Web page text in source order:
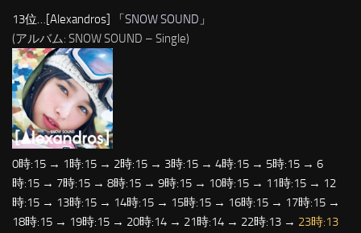
13位…[Alexandros] 「 SNOW SOUND 」
(アルバム: SNOW SOUND – Single)
0時:15 → 1時:15 → 2時:15 → 3時:15 → 4時:15 → 5時:15 → 6
時:15 → 7時:15 → 8時:15 → 9時:15 → 10時:15 → 11時:15 → 12
時:15 → 13時:15 → 14時:15 → 15時:15 → 16時:15 → 17時:15 →
18時:15 → 19時:15 → 20時:14 → 21時:14 → 22時:13 → 23時:13